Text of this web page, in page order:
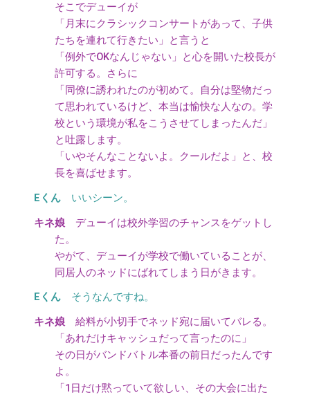
そこでデューイが
「月末にクラシックコンサートがあって、子供
たちを連れて行きたい」と言うと
「例外でOKなんじゃない」と心を開いた校長が
許可する。さらに
「同僚に誘われたのが初めて。自分は堅物だっ
て思われているけど、本当は愉快な人なの。学
校という環境が私をこうさせてしまったんだ」
と吐露します。
「いやそんなことないよ。クールだよ」と、校
長を喜ばせます。
いいシーン。
デューイは校外学習のチャンスをゲットし
た。
やがて、デューイが学校で働いていることが、
同居人のネッドにばれてしまう日がきます。
そうなんですね。
給料が小切手でネッド宛に届いてバレる。
「あれだけキャッシュだって言ったのに」
その日がバンドバトル本番の前日だったんです
よ。
「1日だけ黙っていて欲しい、その大会に出た